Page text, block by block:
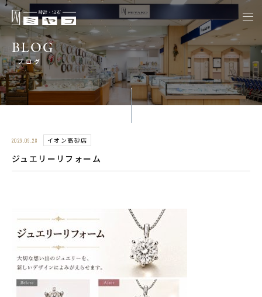
BLOG
ブログ
2026.06.28 イオン高砂店
ジュエリーリフォーム